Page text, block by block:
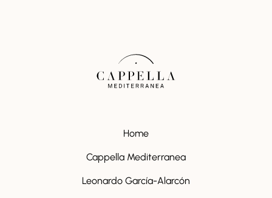
Home
Cappella Mediterranea
Leonardo García-Alarcón